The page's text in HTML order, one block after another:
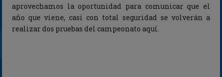
aprovechamos la oportunidad para comunicar que el
año que viene, casi con total seguridad se volverán a
realizar dos pruebas del campeonato aquí.